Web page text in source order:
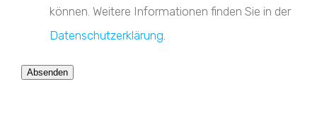
können. Weitere Informationen finden Sie in der
Datenschutzerklärung.
Absenden